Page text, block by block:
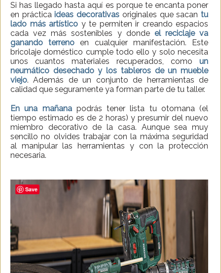
Si has llegado hasta aquí es porque te encanta poner
en práctica ideas decorativas originales que sacantu
lado más artístico y te permiten ir creando espacios
cada vez más sostenibles y donde el reciclaje va
ganando terreno en cualquier manifestación. Este
bricolaje doméstico cumple todo ello y solo necesita
unos cuantos materiales recuperados, como un
neumático desechado y los tableros de un mueble
viejo. Además de un conjunto de herramientas de
calidad que seguramente ya forman parte de tu taller.
En una mañanapodrás tener lista tu otomana (el
tiempo estimado es de 2 horas) y presumir del nuevo
miembro decorativo de la casa. Aunque sea muy
sencillo no olvides trabajar con la máxima seguridad
al manipular las herramientas y con la protección
necesaria.
Save